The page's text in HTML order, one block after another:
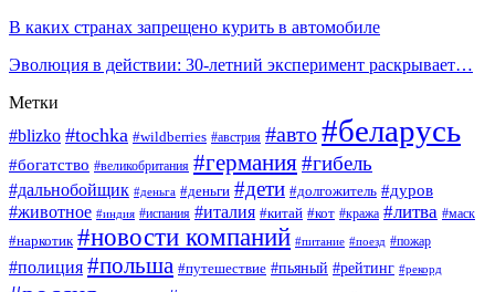
В каких странах запрещено курить в автомобиле
Эволюция в действии: 30-летний эксперимент раскрывает…
Метки
#blizko #tochka #wildberries #австрия #авто#беларусь
#богатство #великобритания #германия#гибель
#дальнобойщик #деньга #деньги #дети #долгожитель #дуров
#животное #индия #испания #италия #китай #кот #кража #литва #маск
#наркотик #новости компаний #питание #поезд #пожар
#полиция #польша #путешествие #пьяный #рейтинг #рекорд